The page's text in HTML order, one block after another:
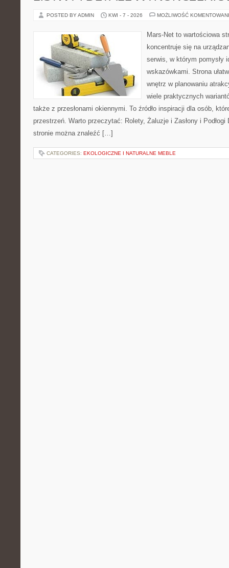
POSTED BY ADMIN KWI - 7 - 2026 MOŻLIWOŚĆ
Mars-Net to wartościowa
koncentruje się na
serwis, w którym pomysły
wskazówkami. Strona
wnętrz w planowaniu
wiele praktycznych
także z przesłonami okiennymi. To źródło inspiracji dla osób,
przestrzeń. Warto przeczytać: Rolety, Żaluzje i Zasłony i Podłogi
stronie można znaleźć […]
CATEGORIES: EKOLOGICZNE I NATURALNE MEBLE